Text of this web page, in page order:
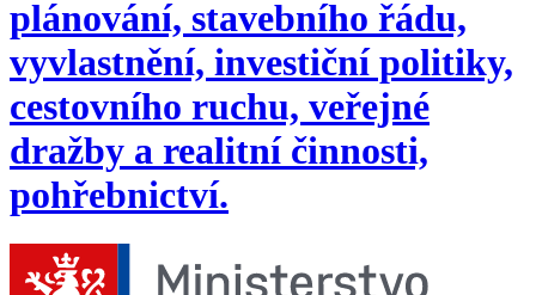
plánování, stavebního řádu,
vyvlastnění, investiční politiky,
cestovního ruchu, veřejné
dražby a realitní činnosti,
pohřebnictví.